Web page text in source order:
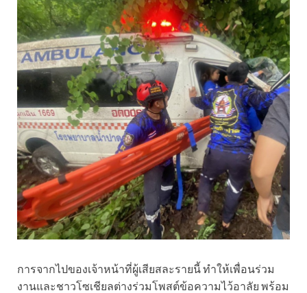
การจากไปของเจ้าหน้าที่ผู้เสียสละรายนี้ ทำให้เพื่อนร่วม
งานและชาวโซเชียลต่างร่วมโพสต์ข้อความไว้อาลัย พร้อม